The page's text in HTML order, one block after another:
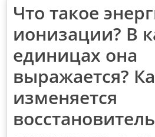
Что такое
ионизации? В
единицах она
выражается?
изменяется